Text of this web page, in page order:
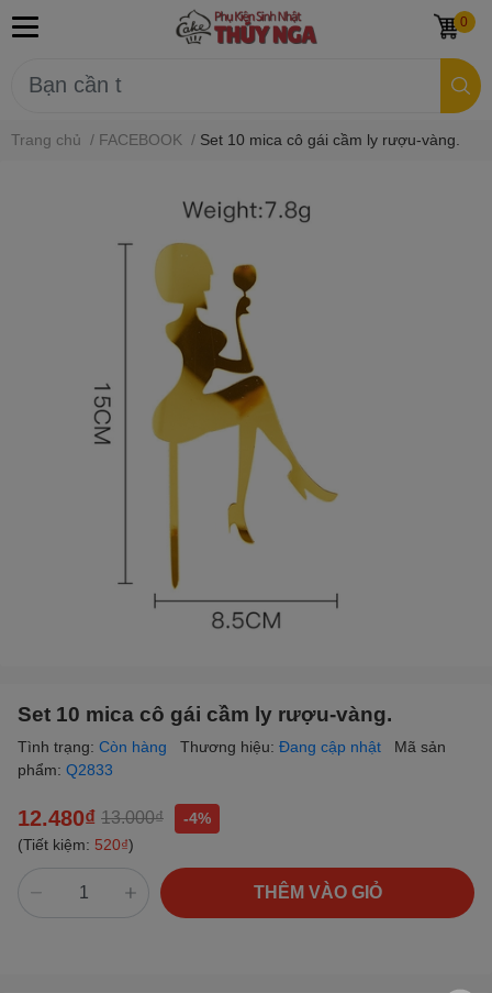
0
Trang chủ / FACEBOOK / Set 10 mica cô gái cầm ly rượu-vàng.
Set 10 mica cô gái cầm ly rượu-vàng.
Tình trạng: Còn hàng Thương hiệu: Đang cập nhật
Mã sản
phẩm: Q2833
12.480₫ 13.000₫
-4%
(Tiết kiệm: 520₫)
THÊM VÀO GIỎ